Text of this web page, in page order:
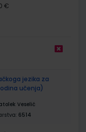
€
jezika za
učenja)
Veselić
6514